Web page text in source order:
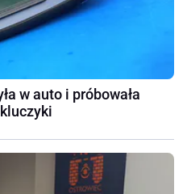
w auto i próbowała